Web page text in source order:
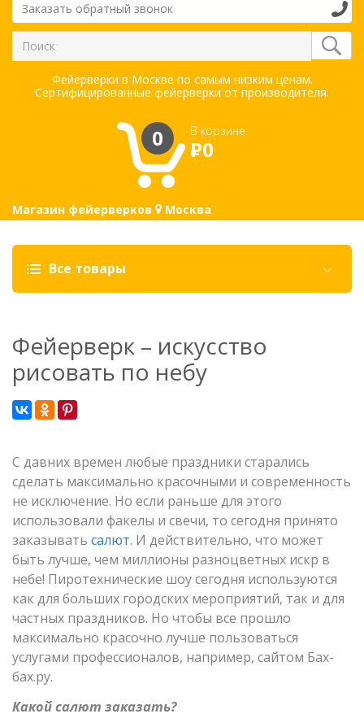
Заказать обратный звонок
Фейерверки в Москве по самым низким ценам.
Сертифицированные фейерверки от производителя.
0 В корзине:
Р0
Магазин фейерверков Москва
Все товары
Фейерверк – искусство
рисовать по небу
С давних времен любые праздники старались
сделать максимально красочными и современность
не исключение. Но если раньше для этого
использовали факелы и свечи, то сегодня принято
заказывать салют. И действительно, что может
быть лучше, чем миллионы разноцветных искр в
небе! Пиротехнические шоу сегодня используются
как для больших городских мероприятий, так и для
частных праздников. Но чтобы все прошло
максимально красочно лучше пользоваться
услугами профессионалов, например, сайтом Бах-
бах.ру.
Какой салют заказать?